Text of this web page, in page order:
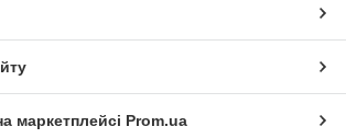
маркетплейсі Prom.ua